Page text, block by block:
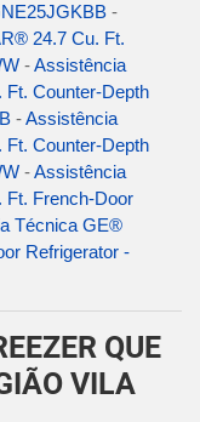
-
24.7 Cu. Ft.
-Assistência
Counter-Depth
-Assistência
Counter-Depth
-Assistência
French-Door
Técnica GE®
Refrigerator -
QUE
VILA